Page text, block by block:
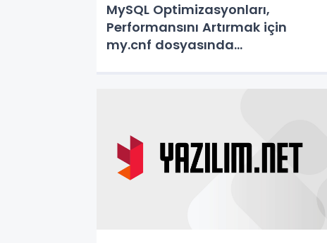
MySQL Optimizasyonları,
Performansını Artırmak için
my.cnf dosyasında